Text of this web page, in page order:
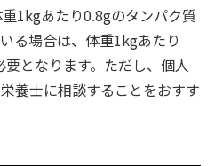
1kgあたり0.8gのタンパク質
る場合は、体重1kgあたり
となります。ただし、個人
養士に相談することをおすす